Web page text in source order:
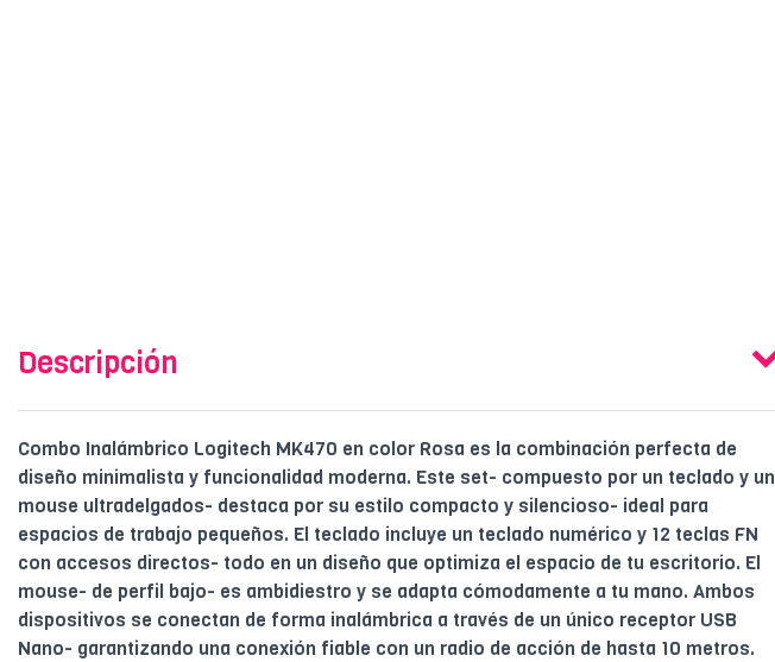
Descripción
Combo Inalámbrico Logitech MK470 en color Rosa es la combinación perfecta de
diseño minimalista y funcionalidad moderna. Este set- compuesto por un teclado y un
mouse ultradelgados- destaca por su estilo compacto y silencioso- ideal para
espacios de trabajo pequeños. El teclado incluye un teclado numérico y 12 teclas FN
con accesos directos- todo en un diseño que optimiza el espacio de tu escritorio. El
mouse- de perfil bajo- es ambidiestro y se adapta cómodamente a tu mano. Ambos
dispositivos se conectan de forma inalámbrica a través de un único receptor USB
Nano- garantizando una conexión fiable con un radio de acción de hasta 10 metros.